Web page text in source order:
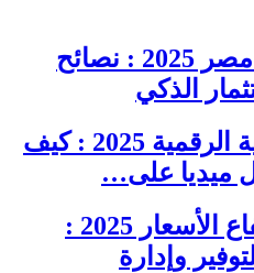
العقارات في مصر 2025 : نصائح
الذكي
الصحة النفسية الرقمية 2025 : كيف
ميديا على…
الاقتصاد وارتفاع الأسعار 2025 :
وإدارة